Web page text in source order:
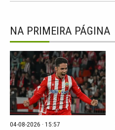
NA PRIMEIRA PÁGINA
04-08-2026 · 15:57